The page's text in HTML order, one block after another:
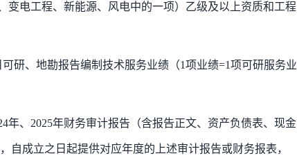
变电工程、新能源、风电中的一项）乙级及以上资质和工程
可研、地勘报告编制技术服务业绩 （1项业绩=1项可研服务业
年、2025年财务审计报告（含报告正文、资产负债表、现金
成立之日起提供对应年度的上述审计报告或财务报表，